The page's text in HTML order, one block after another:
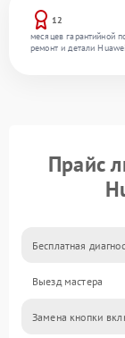
12
месяцев гарантийной
ремонт и детали Huawei
Прайс
Бесплатная
Выезд мастера
Замена кнопки